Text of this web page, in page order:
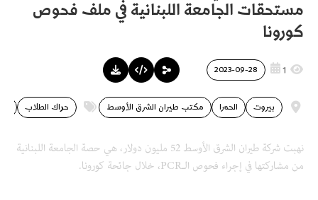
مستحقات الجامعة اللبنانية في ملف فحوص
كورونا
1
2023-09-28
الحمرا بيروت مكتب طيران الشرق الأوسط حراك الطلاب
نهبت شركة طيران الشرق الأوسط 52 مليون دولار، هي حصة الجامعة اللبنانية
من مشاركتها في إجراء فحوص الـPCR، خلال جائحة كورونا.